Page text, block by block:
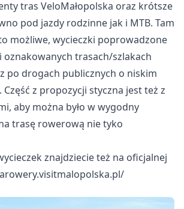
tras VeloMałopolska oraz krótsze
pod jazdy rodzinne jak i MTB. Tam
możliwe, wycieczki poprowadzone
oznakowanych trasach/szlakach
po drogach publicznych o niskim
z propozycji styczna jest też z
aby można było w wygodny
trasę rowerową nie tyko
znajdziecie też na oficjalnej